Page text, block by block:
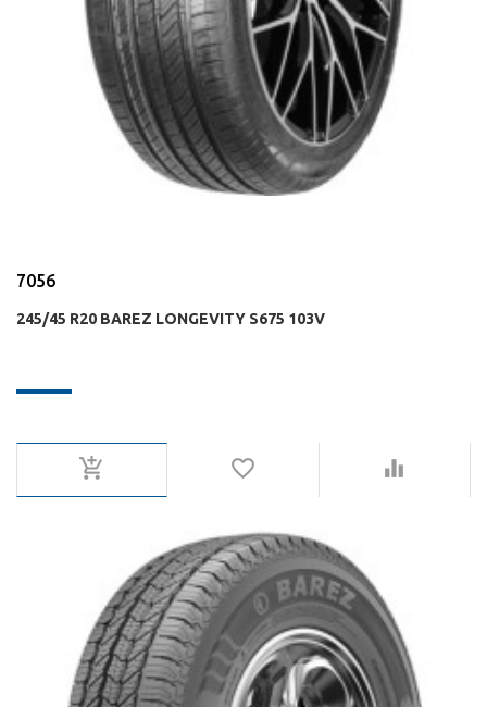
7056
245/45 R20 BAREZ LONGEVITY S675 103V